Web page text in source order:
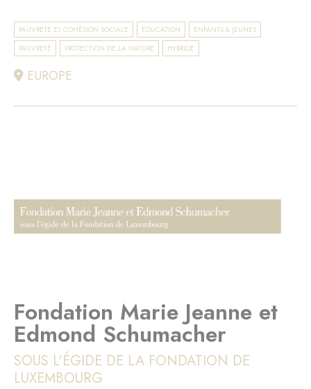
PAUVRETÉ ET COHÉSION SOCIALE ÉDUCATION
ENFANTS & JEUNES
PAUVRETÉ
PROTECTION DE LA NATURE HYBRIDE
EUROPE
Fondation Marie Jeanne et
Edmond Schumacher
SOUS L'ÉGIDE DE LA FONDATION DE
LUXEMBOURG